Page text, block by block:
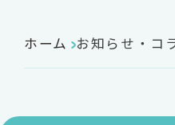
ホーム お知らせ・コ